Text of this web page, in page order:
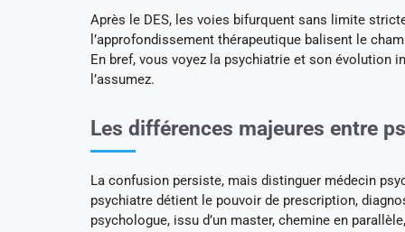
Après le DES, les voies bifurquent sans limite
l’approfondissement thérapeutique balisent le
En bref, vous voyez la psychiatrie et son évolution
l’assumez.
Les différences majeures entre
La confusion persiste, mais distinguer médecin
psychiatre détient le pouvoir de prescription,
psychologue, issu d’un master, chemine en